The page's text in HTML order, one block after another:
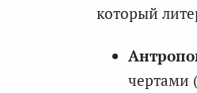
который
чертами